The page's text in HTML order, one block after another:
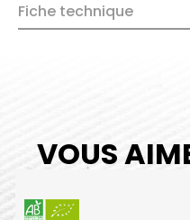
Hauts
Fiche technique
VOUS